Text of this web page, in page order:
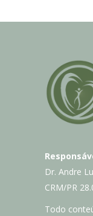
Dr. Andre
CRM/PR
Todo